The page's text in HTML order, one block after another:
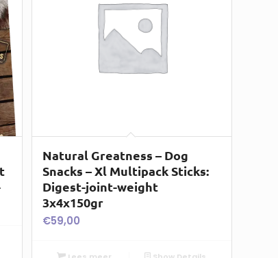
Natural Greatness – Dog
Snacks – Xl Multipack Sticks:
Digest-joint-weight
3x4x150gr
€59,00